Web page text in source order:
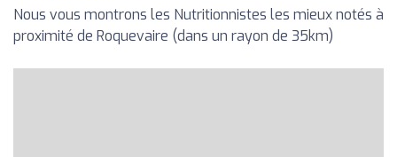
Nous vous montrons les Nutritionnistes les mieux notés à
proximité de Roquevaire (dans un rayon de 35km)